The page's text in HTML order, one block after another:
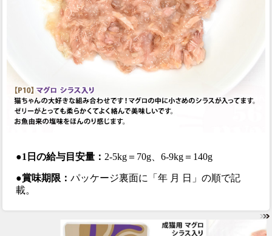
●1日の給与目安量： 2-5kg＝70g、6-9kg＝140g
●賞味期限：パッケージ裏面に「年 月 日」の順で記
載。